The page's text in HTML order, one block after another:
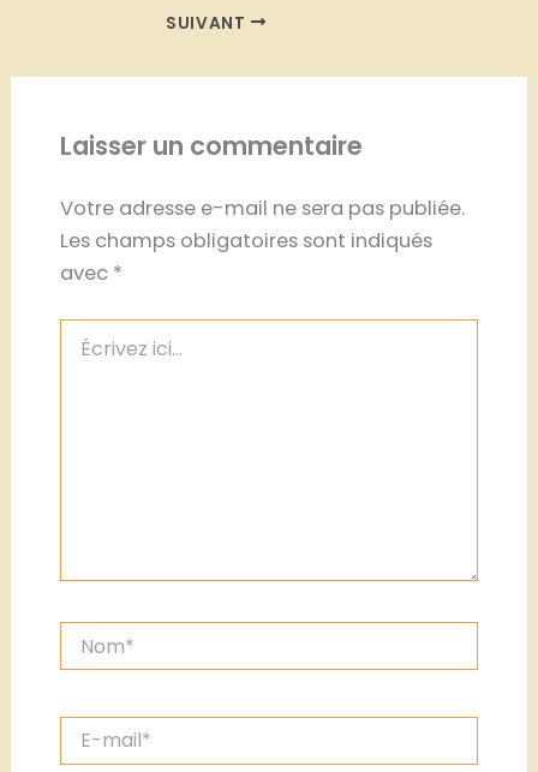
SUIVANT
Laisser un commentaire
Votre adresse e-mail ne sera pas publiée.
Les champs obligatoires sont indiqués
avec *
ici…
mail*